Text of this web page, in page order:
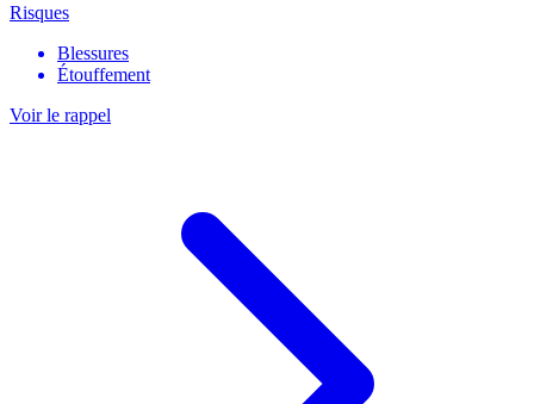
Risques
Blessures
Étouffement
Voir le rappel